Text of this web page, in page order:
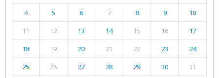
4 5 6 7 8 9 10
11 12 13 14 15 16 17
18 19 20 21 22 23 24
25 26 27 28 29 30
31